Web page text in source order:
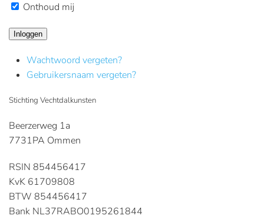
Onthoud mij
Inloggen
Wachtwoord vergeten?
Gebruikersnaam vergeten?
Stichting Vechtdalkunsten
Beerzerweg 1a
7731PA Ommen
RSIN 854456417
KvK 61709808
BTW 854456417
Bank NL37RABO0195261844